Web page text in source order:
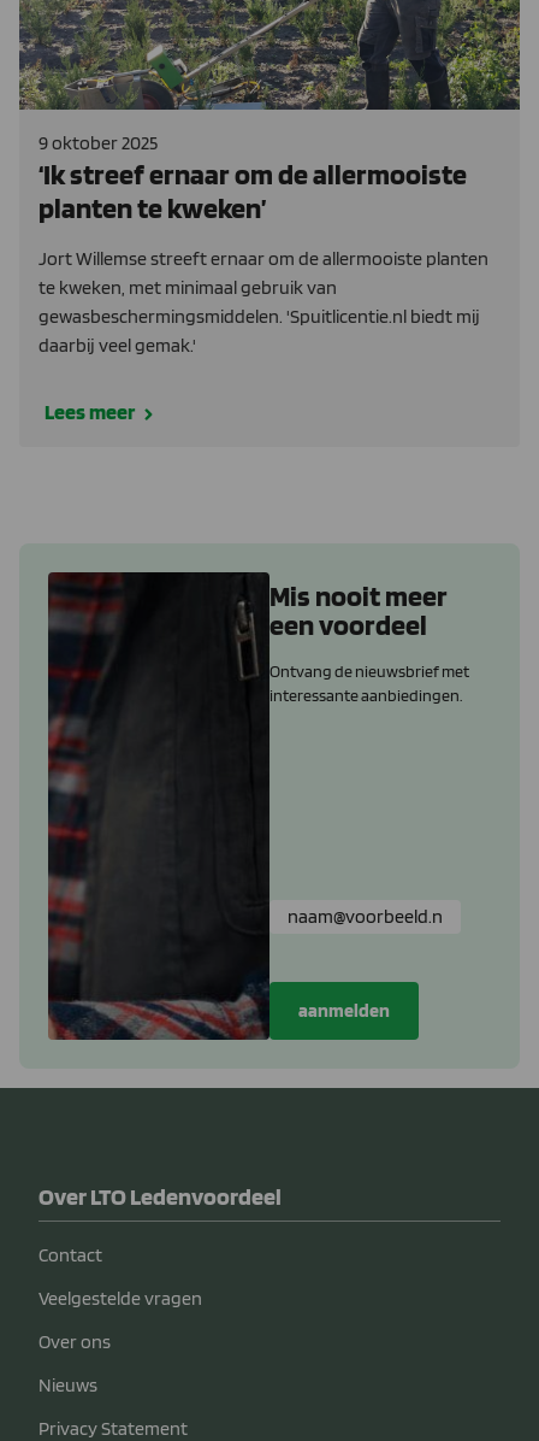
9 oktober 2025
‘Ik streef ernaar om de allermooiste
planten te kweken’
Jort Willemse streeft ernaar om de allermooiste planten
te kweken, met minimaal gebruik van
gewasbeschermingsmiddelen. 'Spuitlicentie.nl biedt mij
daarbij veel gemak.'
Lees meer
Mis nooit meer
een voordeel
Ontvang de nieuwsbrief met
interessante aanbiedingen.
Over LTO Ledenvoordeel
Contact
Veelgestelde vragen
Over ons
Nieuws
Privacy Statement